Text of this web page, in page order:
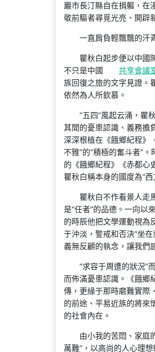
巖市長汀縣自在捐軀，在
敬前驅者尋覓光亮、開辟
一直肩負輕飄飄的汗
瞿秋白起步便以中國
不只是中國
共享會議
族回復之旅的文字見證。
依然為人所欽慕。
“五四”風起云涌，瞿
其間的憂患認識、義務擔
深深根植在《餓鄉紀程》
不雅”的“積極的奮斗者”
的《餓鄉紀程》《赤都
瞿秋白稱本身的國度為“
瞿秋白不作看景人走
是“任者”的品德。一向以
的時辰他把文學運動視為
于沖淡，警戒和否決“坐
義無反顧的執念，讓我們
“求容于周遭的狀況”
而佈滿憂患認識。《餓鄉
傳，更緣于那時磨難實際
的前途、平易近族的將來
的社會內在。
由小我的苦悶、家庭
萬難”，以高尚的人心理